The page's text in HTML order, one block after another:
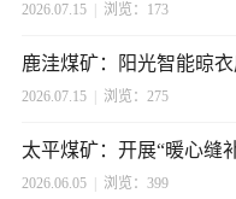
2026.07.15 浏览：173
鹿洼煤矿：阳光智能晾
2026.07.15 浏览：275
太平煤矿：开展“暖心缝
2026.06.05 浏览：399